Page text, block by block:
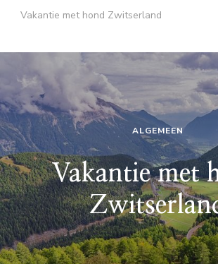
Vakantie met hond Zwitserland
ALGEMEEN
Vakantie met